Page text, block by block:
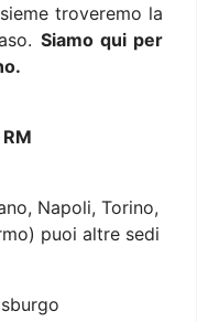
troveremo la
Siamo qui per
Napoli, Torino,
puoi altre sedi